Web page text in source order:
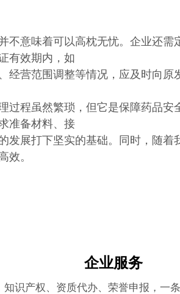
不意味着可以高枕无忧。企业还
有效期内，如
经营范围调整等情况，应及时向原
过程虽然繁琐，但它是保障药品安
准备材料、接
发展打下坚实的基础。同时，随
效。
企业服务
识产权、资质代办、荣誉申报，一